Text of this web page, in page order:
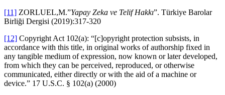
[11] ZORLUEL,M.”Yapay Zeka ve Telif Hakkı”. Türkiye Barolar
Birliği Dergisi (2019):317-320
[12] Copyright Act 102(a): “[c]opyright protection subsists, in
accordance with this title, in original works of authorship fixed in
any tangible medium of expression, now known or later developed,
from which they can be perceived, reproduced, or otherwise
communicated, either directly or with the aid of a machine or
device.” 17 U.S.C. § 102(a) (2000)